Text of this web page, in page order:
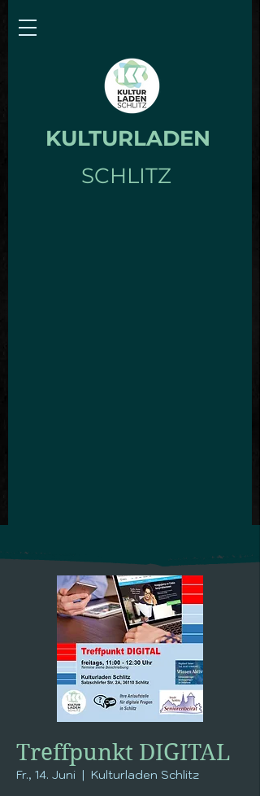
KULTURLADEN
SCHLITZ
Treffpunkt DIGITAL
Fr., 14. Juni
  |
Kulturladen Schlitz